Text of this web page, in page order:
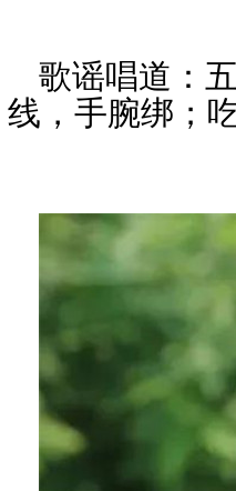
歌谣唱道：
线，手腕绑；